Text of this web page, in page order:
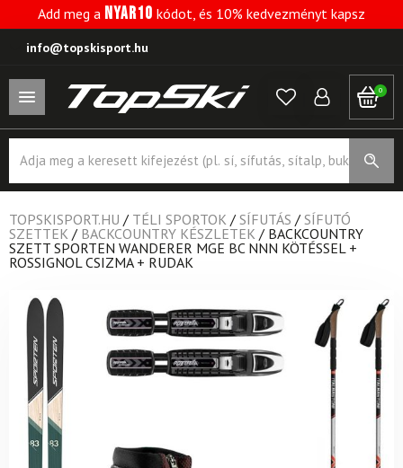
Add meg a NYAR10 kódot, és 10% kedvezményt kapsz
info@topskisport.hu
0
search
TOPSKISPORT.HU / TÉLI SPORTOK / SÍFUTÁS / SÍFUTÓ
SZETTEK / BACKCOUNTRY KÉSZLETEK / BACKCOUNTRY
SZETT SPORTEN WANDERER MGE BC NNN KÖTÉSSEL +
ROSSIGNOL CSIZMA + RUDAK